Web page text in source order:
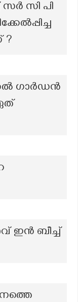
സർ സി പി
?
ഗാർഡൻ
ഇൻ ബീച്ച്